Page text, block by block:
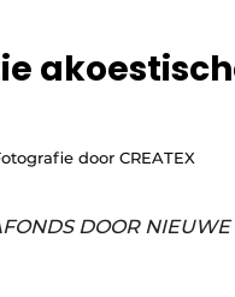
door CREATEX
DOOR